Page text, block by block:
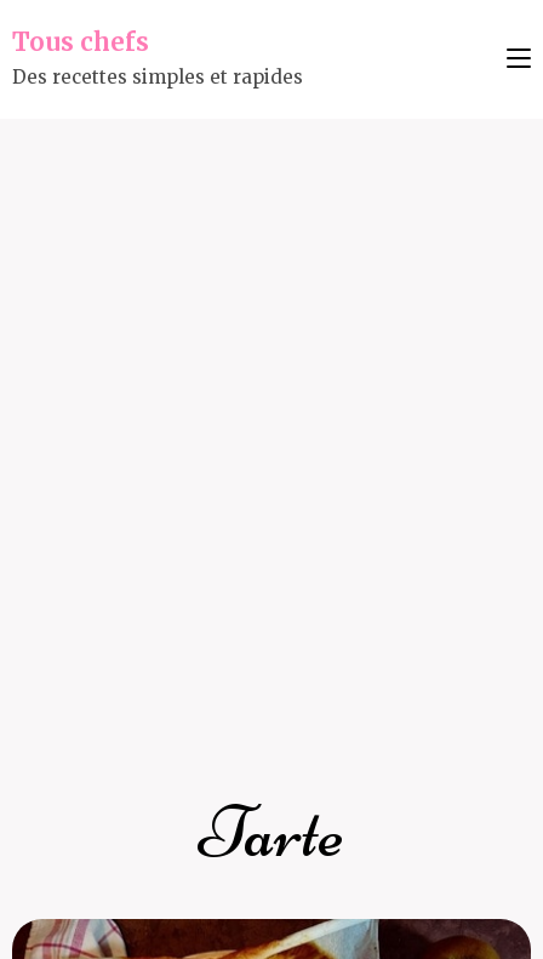
Tous chefs
Des recettes simples et rapides
Tarte